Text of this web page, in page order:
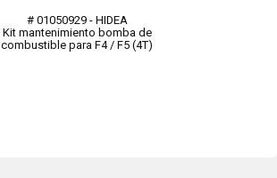
# 01050929 - HIDEA
Kit mantenimiento bomba de
combustible para F4 / F5 (4T)